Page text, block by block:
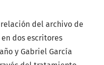
del archivo de
dos escritores
y Gabriel García